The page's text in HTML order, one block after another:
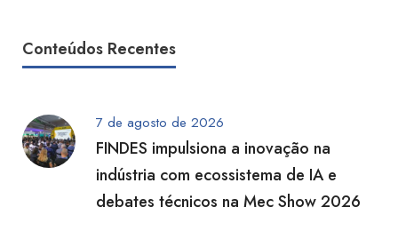
Conteúdos Recentes
7 de agosto de 2026
FINDES impulsiona a inovação na
indústria com ecossistema de IA e
debates técnicos na Mec Show 2026